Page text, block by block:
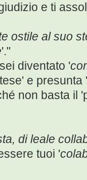
e ti
ostile al suo
'."
diventato '
e
non basta il
di leale
tuoi '